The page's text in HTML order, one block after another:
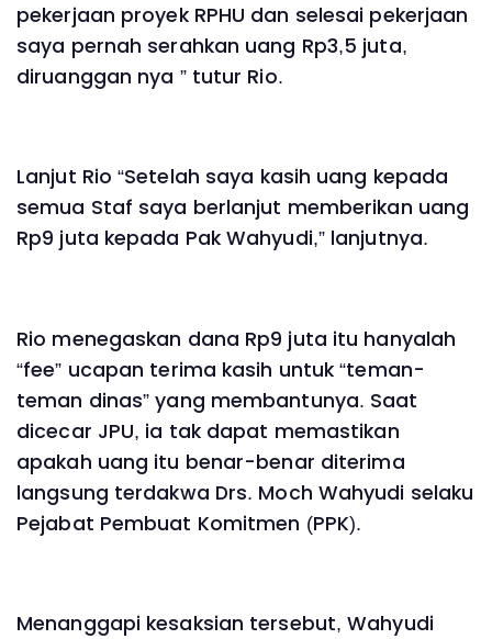
pekerjaan proyek RPHU dan selesai pekerjaan
saya pernah serahkan uang Rp3,5 juta,
diruanggan nya ” tutur Rio.
Lanjut Rio “Setelah saya kasih uang kepada
semua Staf saya berlanjut memberikan uang
Rp9 juta kepada Pak Wahyudi,” lanjutnya.
Rio menegaskan dana Rp9 juta itu hanyalah
“fee” ucapan terima kasih untuk “teman-
teman dinas” yang membantunya. Saat
dicecar JPU, ia tak dapat memastikan
apakah uang itu benar-benar diterima
langsung terdakwa Drs. Moch Wahyudi selaku
Pejabat Pembuat Komitmen (PPK).
Menanggapi kesaksian tersebut, Wahyudi